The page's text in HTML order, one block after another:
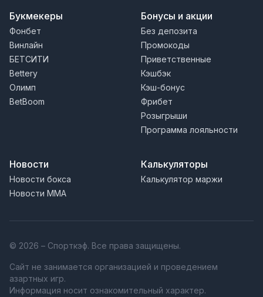
Букмекеры
Фонбет
Винлайн
БЕТСИТИ
Bettery
Олимп
BetBoom
Бонусы и акции
Без депозита
Промокоды
Приветственные
Кэшбэк
Кэш-бонус
Фрибет
Розыгрыши
Программа лояльности
Новости
Новости бокса
Новости MMA
Калькуляторы
Калькулятор маржи
© 2026 – Спорткэф. Все права защищены.
Сайт не занимается организацией и проведением
азартных игр.
Информация носит ознакомительный характер.